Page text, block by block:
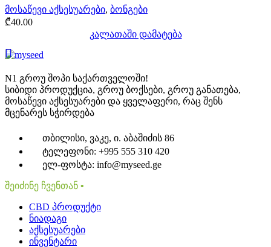
მოსაწევი აქსესუარები, ბონგები
₾40.00
კალათაში დამატება
N1 გროუ შოპი საქართველოში!
სიბიდი პროდუქცია, გროუ ბოქსები, გროუ განათება,
მოსაწევი აქსესუარები და ყველაფერი, რაც შენს
მცენარეს სჭირდება
თბილისი, ვაკე, ი. აბაშიძის 86
ტელეფონი: +995 555 310 420
ელ-ფოსტა: info@myseed.ge
შეიძინე ჩვენთან •
CBD პროდუქტი
ნიადაგი
აქსესუარები
ინვენტარი